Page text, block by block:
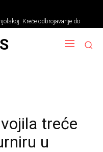
Kreće odbrojavanje do
treće
u